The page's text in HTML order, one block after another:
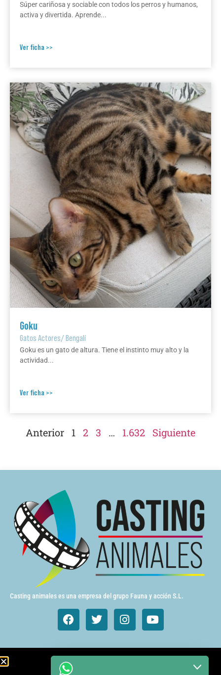
Súper cariñosa y sociable con todos los perros y humanos,
activa y divertida. Aprende...
Ver ficha >>
Goku
Gatos Actores/Bengalí
Goku es un gato de altura. Tiene el instinto muy alto y la
actividad...
Ver ficha >>
Anterior 1 2 3 … 1.632 Siguiente
Casting animales es una empresa del grupo Fauna y acción S.L.
Animales de cine y TV